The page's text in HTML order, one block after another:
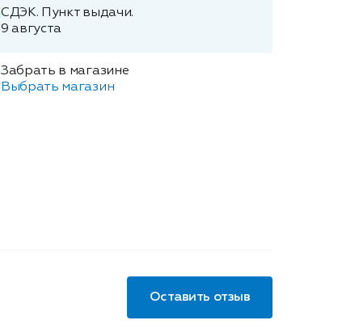
СДЭК. Пункт выдачи.
9 августа
Забрать в магазине
Выбрать магазин
Оставить отзыв